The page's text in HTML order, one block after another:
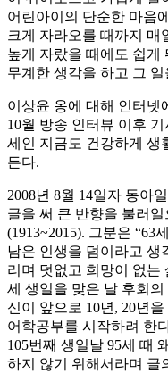
어린아이의 단순한 마음
크게 자라오를 때까지 매
높게 자랐을 때에도 쉽게
무계한 생각을 하고 그
이상윤 옹에 대해 인터넷
10월 방송 인터뷰 이후
세인 지금도 건강하게 생
든다.
2008년 8월 14일자 동아
글을 써 큰 반향을 불러
(1913~2015). 그분은 “63
남은 인생을 덤이라고 생
리며 덧없고 희망이 없는
세 생일을 맞은 날 후회
신이 앞으로 10년, 20년
어학공부를 시작하려 한
105번째 생일날 95세 때
하지 않기 위해서라며 글